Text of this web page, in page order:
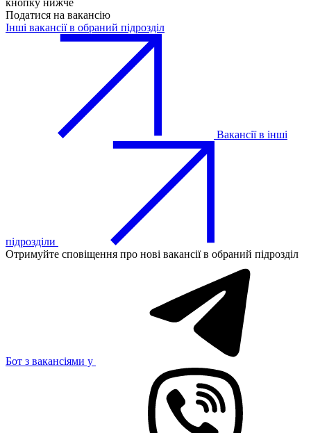
кнопку нижче
Податися на вакансію
Інші вакансії в обраний підрозділ
Вакансії в інші
підрозділи
Отримуйте сповіщення про нові вакансії в обраний підрозділ
Бот з вакансіями у